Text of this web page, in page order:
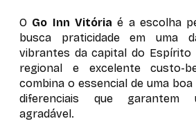
O Go Inn Vitória é a escolha
busca praticidade em uma
vibrantes da capital do Espírito
regional e excelente custo-
combina o essencial de uma
diferenciais que garantem
agradável.